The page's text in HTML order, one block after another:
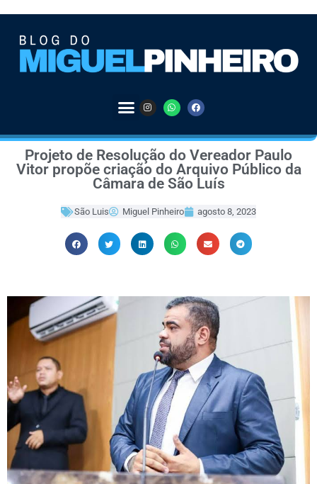
Projeto de Resolução do Vereador Paulo
Vitor propõe criação do Arquivo Público da
Câmara de São Luís
São Luis Miguel Pinheiro agosto 8, 2023